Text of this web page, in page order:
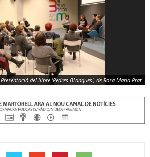
Presentació del llibre 'Pedres Blanques', de Rosa Maria Prat